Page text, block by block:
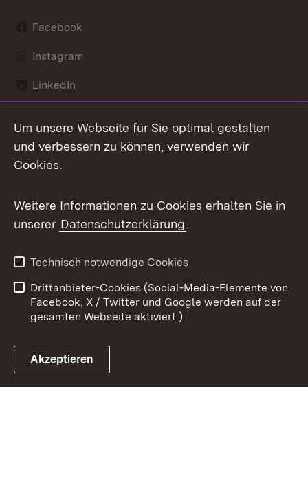
Facebook
Instagram
LinkedIn
X / Twitter
Youtube
Link zum Landesportal
Kontakt
Datenschutz
Barrierefreiheit
Impressum
Cookies
Um unsere Webseite für Sie optimal gestalten
und verbessern zu können, verwenden wir
Cookies.
Weitere Informationen zu Cookies erhalten Sie in
unserer Datenschutzerklärung.
Technisch notwendige Cookies
Drittanbieter-Cookies (Social-Media-Elemente von
Facebook, X / Twitter und Google werden auf der
gesamten Webseite aktiviert.)
Akzeptieren